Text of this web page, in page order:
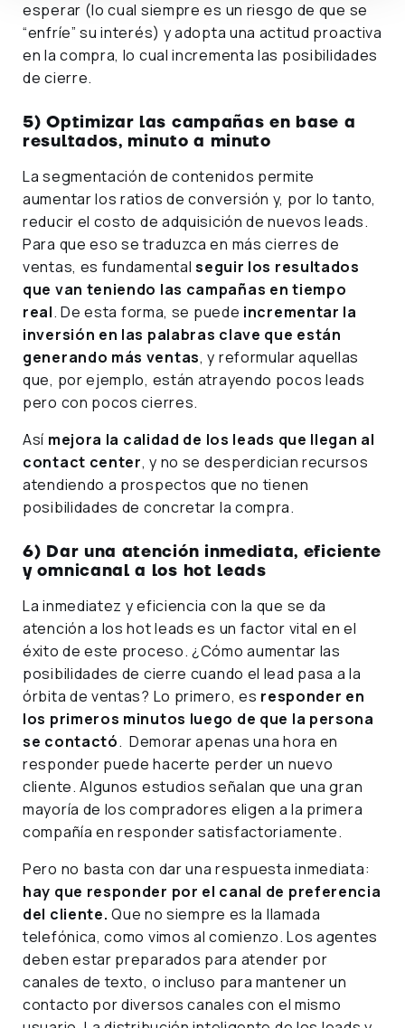
esperar (lo cual siempre es un riesgo de que se
“enfríe” su interés) y adopta una actitud proactiva
en la compra, lo cual incrementa las posibilidades
de cierre.
5) Optimizar las campañas en base a
resultados, minuto a minuto
La segmentación de contenidos permite
aumentar los ratios de conversión y, por lo tanto,
reducir el costo de adquisición de nuevos leads.
Para que eso se traduzca en más cierres de
ventas, es fundamentalseguir los resultados
que van teniendo las campañas en tiempo
real. De esta forma, se puede incrementar la
inversión en las palabras clave que están
generando más ventas, y reformular aquellas
que, por ejemplo, están atrayendo pocos leads
pero con pocos cierres.
Así mejora la calidad de los leads que llegan al
contact center, y no se desperdician recursos
atendiendo a prospectos que no tienen
posibilidades de concretar la compra.
6) Dar una atención inmediata, eficiente
y omnicanal a los hot leads
La inmediatez y eficiencia con la que se da
atención a los hot leads es un factor vital en el
éxito de este proceso. ¿Cómo aumentar las
posibilidades de cierre cuando el lead pasa a la
órbita de ventas? Lo primero, es responder en
los primeros minutos luego de que la persona
se contactó. Demorar apenas una hora en
responder puede hacerte perder un nuevo
cliente. Algunos estudios señalan que una gran
mayoría de los compradores eligen a la primera
compañía en responder satisfactoriamente.
Pero no basta con dar una respuesta inmediata:
hay que responder por el canal de preferencia
del cliente. Que no siempre es la llamada
telefónica, como vimos al comienzo. Los agentes
deben estar preparados para atender por
canales de texto, o incluso para mantener un
contacto por diversos canales con el mismo